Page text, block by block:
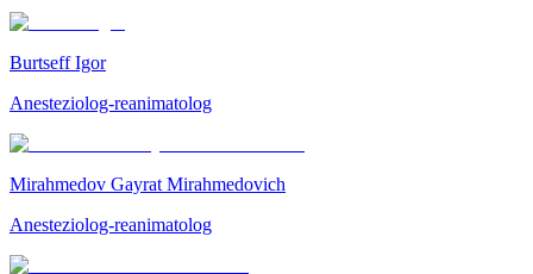
Burtseff Igor
Anesteziolog-reanimatolog
Mirahmedov Gayrat Mirahmedovich
Anesteziolog-reanimatolog